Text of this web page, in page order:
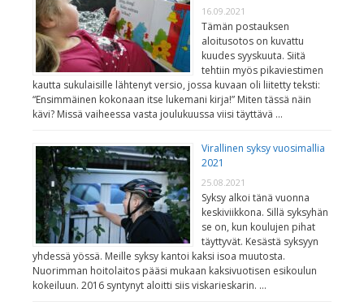
16.09.2021
Tämän postauksen
aloitusotos on kuvattu
kuudes syyskuuta. Siitä
tehtiin myös pikaviestimen
kautta sukulaisille lähtenyt versio, jossa kuvaan oli liitetty teksti:
“Ensimmäinen kokonaan itse lukemani kirja!” Miten tässä näin
kävi? Missä vaiheessa vasta joulukuussa viisi täyttävä …
Virallinen syksy vuosimallia
2021
25.08.2021
Syksy alkoi tänä vuonna
keskiviikkona. Sillä syksyhän
se on, kun koulujen pihat
täyttyvät. Kesästä syksyyn
yhdessä yössä. Meille syksy kantoi kaksi isoa muutosta.
Nuorimman hoitolaitos pääsi mukaan kaksivuotisen esikoulun
kokeiluun. 2016 syntynyt aloitti siis viskarieskarin. …